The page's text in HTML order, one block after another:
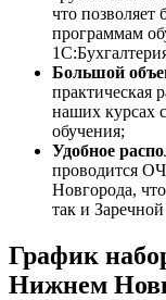
что позволяет
программам
Большой
практическая
наших курсах
обучения;
Удобное
проводится
Новгорода,
так и
График
Нижнем